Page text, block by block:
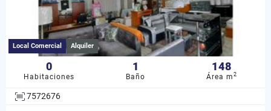
Local Comercial Alquiler
0
Habitaciones
1
Baño
148
Área m2
7572676